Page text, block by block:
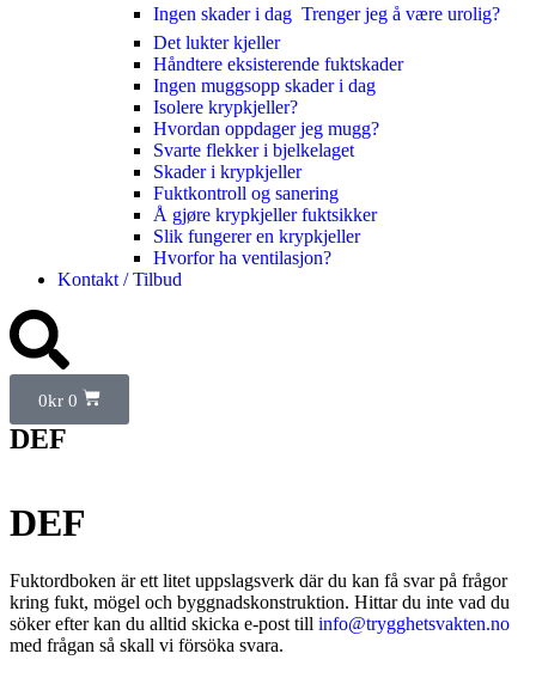
Ingen skader i dag  Trenger jeg å være urolig?
Det lukter kjeller
Håndtere eksisterende fuktskader
Ingen muggsopp skader i dag
Isolere krypkjeller?
Hvordan oppdager jeg mugg?
Svarte flekker i bjelkelaget
Skader i krypkjeller
Fuktkontroll og sanering
Å gjøre krypkjeller fuktsikker
Slik fungerer en krypkjeller
Hvorfor ha ventilasjon?
Kontakt / Tilbud
0kr 0
DEF
DEF
Fuktordboken är ett litet uppslagsverk där du kan få svar på frågor
kring fukt, mögel och byggnadskonstruktion. Hittar du inte vad du
söker efter kan du alltid skicka e-post till info@trygghetsvakten.no
med frågan så skall vi försöka svara.